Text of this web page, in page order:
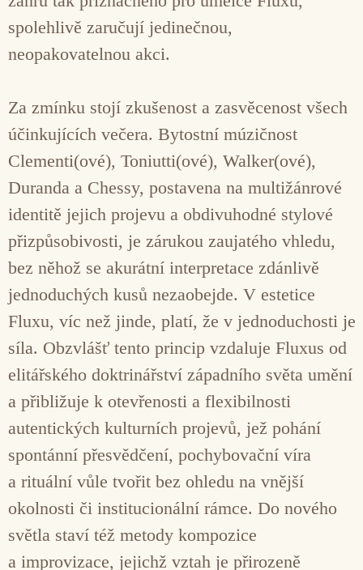
spolehlivě zaručují jedinečnou,
neopakovatelnou akci.
Za zmínku stojí zkušenost a zasvěcenost všech
účinkujících večera. Bytostní múzičnost
Clementi(ové), Toniutti(ové), Walker(ové),
Duranda a Chessy, postavena na multižánrové
identitě jejich projevu a obdivuhodné stylové
přizpůsobivosti, je zárukou zaujatého vhledu,
bez něhož se akurátní interpretace zdánlivě
jednoduchých kusů nezaobejde. V estetice
Fluxu, víc než jinde, platí, že v jednoduchosti je
síla. Obzvlášť tento princip vzdaluje Fluxus od
elitářského doktrinářství západního světa umění
a přibližuje k otevřenosti a flexibilnosti
autentických kulturních projevů, jež pohání
spontánní přesvědčení, pochybovační víra
a rituální vůle tvořit bez ohledu na vnější
okolnosti či institucionální rámce. Do nového
světla staví též metody kompozice
a improvizace, jejichž vztah je přirozeně